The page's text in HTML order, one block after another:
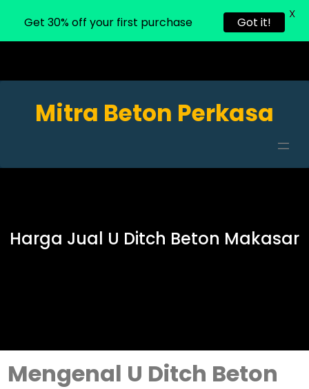
Mitra Beton Perkasa
Harga Jual U Ditch Beton Makasar
Mengenal U Ditch Beton
Get 30% off your first purchase Got it!
X